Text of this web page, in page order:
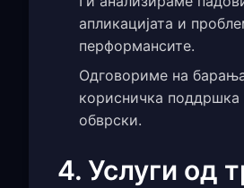
апликацијата и
перформансите.
Одговориме на
корисничка поддршка
обврски.
4. Услуги од